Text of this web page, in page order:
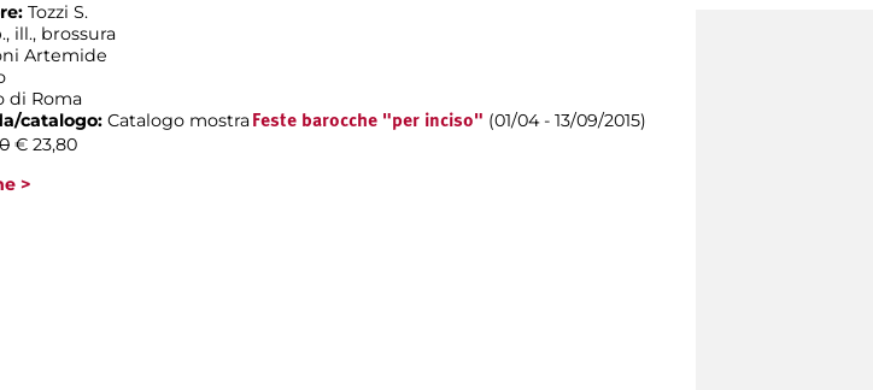
Tozzi S.
ill., brossura
Artemide
di Roma
catalogo: Catalogo mostra Feste barocche "per inciso" (01/04 - 13/09/2015)
€ 23,80
>